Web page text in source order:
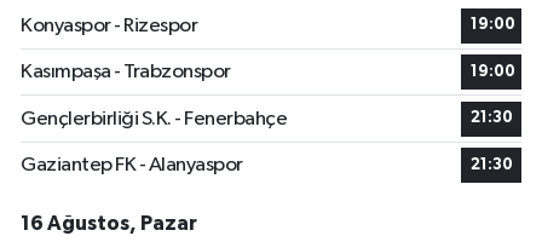
Konyaspor - Rizespor
19:00
Kasımpaşa - Trabzonspor 19:00
Gençlerbirliği S.K. - Fenerbahçe 21:30
Gaziantep FK - Alanyaspor 21:30
16 Ağustos, Pazar